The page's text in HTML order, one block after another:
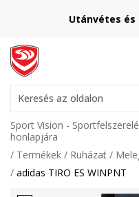
Utánvétes
Keresés az oldalon
Sport Vision -
honlapjára
Termékek
Ruházat
adidas TIRO ES WINPNT